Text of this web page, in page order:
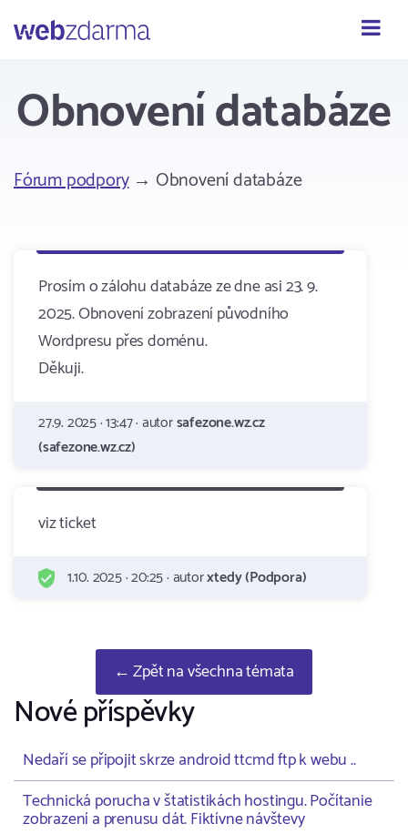
Webzdarma
Obnovení databáze
Fórum podpory→ Obnovení databáze
Prosím o zálohu databáze ze dne asi 23. 9.
2025. Obnovení zobrazení původního
Wordpresu přes doménu.
Děkuji.
27.9. 2025 · 13:47 · autorsafezone.wz.cz
(safezone.wz.cz)
viz ticket
1.10. 2025 · 20:25 · autorxtedy (Podpora)
← Zpět na všechna témata
Nové příspěvky
Nedaří se připojit skrze android ttcmd ftp k webu ..
Technická porucha v štatistikách hostingu. Počítanie
zobrazení a prenusu dát. Fiktívne návštevy